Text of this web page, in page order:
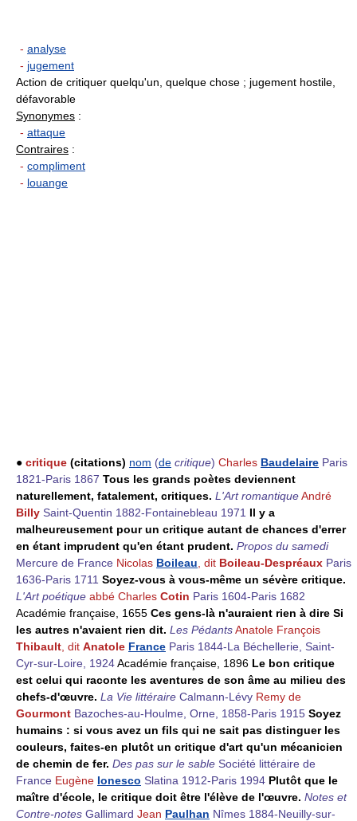
- analyse
- jugement
Action de critiquer quelqu'un, quelque chose ; jugement hostile,
défavorable
Synonymes :
- attaque
Contraires :
- compliment
- louange
● critique (citations) nom (de critique) Charles Baudelaire Paris
1821-Paris 1867 Tous les grands poètes deviennent
naturellement, fatalement, critiques. L'Art romantiqueAndré
Billy Saint-Quentin 1882-Fontainebleau 1971 Il y a
malheureusement pour un critique autant de chances d'errer
en étant imprudent qu'en étant prudent. Propos du samedi
Mercure de France Nicolas Boileau , dit Boileau-Despréaux Paris
1636-Paris 1711 Soyez-vous à vous-même un sévère critique.
L'Art poétique abbé Charles Cotin Paris 1604-Paris 1682
Académie française, 1655 Ces gens-là n'auraient rien à dire Si
les autres n'avaient rien dit. Les PédantsAnatole François
Thibault , dit Anatole France Paris 1844-La Béchellerie, Saint-
Cyr-sur-Loire, 1924Académie française, 1896 Le bon critique
est celui qui raconte les aventures de son âme au milieu des
chefs-d'œuvre. La Vie littéraire Calmann-Lévy Remy de
Gourmont Bazoches-au-Houlme, Orne, 1858-Paris 1915 Soyez
humains : si vous avez un fils qui ne sait pas distinguer les
couleurs, faites-en plutôt un critique d'art qu'un mécanicien
de chemin de fer. Des pas sur le sable Société littéraire de
France Eugène Ionesco Slatina 1912-Paris 1994 Plutôt que le
maître d'école, le critique doit être l'élève de l'œuvre. Notes et
Contre-notes Gallimard Jean Paulhan Nîmes 1884-Neuilly-sur-